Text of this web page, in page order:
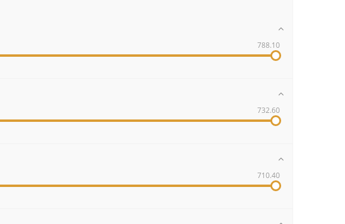
788.10
732.60
710.40